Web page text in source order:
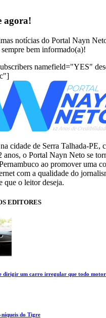
agora!
notícias do Portal Nayn
bem informado(a)!
namefield="YES"
cidade de Serra Talhada-PE,
anos, o Portal Nayn Neto se
ao promover uma
com a qualidade do
que o leitor deseja.
EDITORES
dirigir um carro irregular que todo
níqueis do Tigre